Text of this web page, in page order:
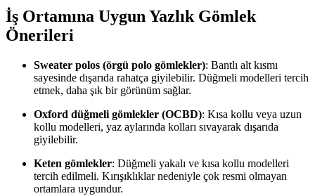
İş Ortamına Uygun Yazlık Gömlek
Önerileri
Sweater polos (örgü polo gömlekler): Bantlı alt kısmı
sayesinde dışarıda rahatça giyilebilir. Düğmeli modelleri tercih
etmek, daha şık bir görünüm sağlar.
Oxford düğmeli gömlekler (OCBD): Kısa kollu veya uzun
kollu modelleri, yaz aylarında kolları sıvayarak dışarıda
giyilebilir.
Keten gömlekler: Düğmeli yakalı ve kısa kollu modelleri
tercih edilmeli. Kırışıklıklar nedeniyle çok resmi olmayan
ortamlara uygundur.